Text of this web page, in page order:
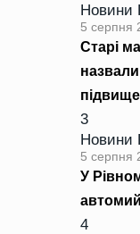
Новини
5 серпня
Старі
3
Новини
5 серпня
У
4